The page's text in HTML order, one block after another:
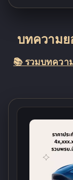
บทความ
📚 รวมบทควา